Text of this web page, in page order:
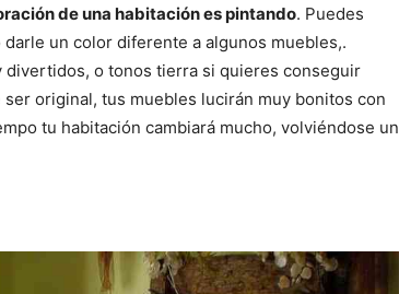
de una habitación es pintando. Puedes
un color diferente a algunos muebles,.
divertidos, o tonos tierra si quieres conseguir
original, tus muebles lucirán muy bonitos con
tu habitación cambiará mucho, volviéndose un